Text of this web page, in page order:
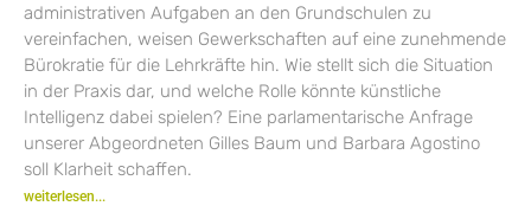
administrativen Aufgaben an den Grundschulen zu
vereinfachen, weisen Gewerkschaften auf eine zunehmende
Bürokratie für die Lehrkräfte hin. Wie stellt sich die Situation
in der Praxis dar, und welche Rolle könnte künstliche
Intelligenz dabei spielen? Eine parlamentarische Anfrage
unserer Abgeordneten Gilles Baum und Barbara Agostino
soll Klarheit schaffen.
weiterlesen...